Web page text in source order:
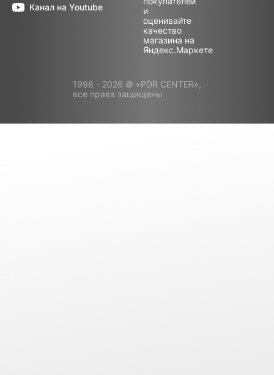
Канал на Youtube
1998 - 2026 © «PDR CENTER»,
все права защищены